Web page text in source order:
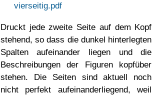
vierseitig.pdf
Druckt jede zweite Seite auf dem Kopf
stehend, so dass die dunkel hinterlegten
Spalten aufeinander liegen und die
Beschreibungen der Figuren kopfüber
stehen. Die Seiten sind aktuell noch
nicht perfekt aufeinanderliegend, weil